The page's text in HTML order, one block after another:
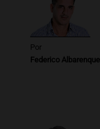
Por
Federico Albarenque